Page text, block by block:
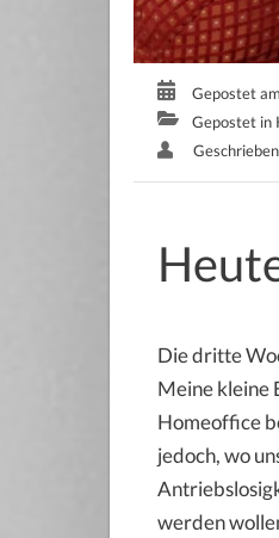
Gepostet
Gepostet in
Die dritte
Meine kleine
Homeoffice
jedoch, wo
werden